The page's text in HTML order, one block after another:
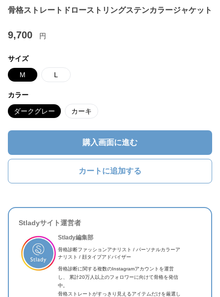
骨格ストレートドローストリングステンカラージャケット
9,700 円
サイズ
M L
カラー
ダークグレー カーキ
購入画面に進む
カートに追加する
Stladyサイト運営者
Stlady編集部
骨格診断ファッションアナリスト / パーソナルカラーア
ナリスト / 顔タイプアドバイザー
骨格診断に関する複数のInstagramアカウントを運営
し、 累計20万人以上のフォロワーに向けて骨格を発信
中。
骨格ストレートがすっきり見えるアイテムだけを厳選し